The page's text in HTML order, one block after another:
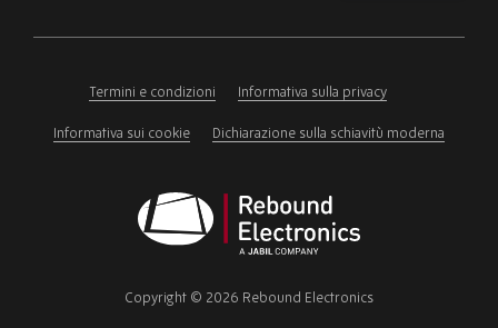
ignore
Termini e condizioni Informativa sulla privacy
Informativa sui cookie Dichiarazione sulla schiavitù moderna
Electronics
Copyright © 2026 Rebound Electronics